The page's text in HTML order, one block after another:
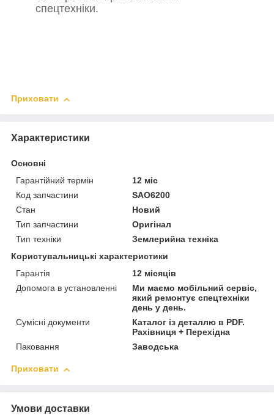
спецтехніки.
Приховати
Характеристики
Основні
Гарантійний термін
12 міс
Код запчастини
SAO6200
Стан
Новий
Тип запчастини
Оригінал
Тип техніки
Землерийна техніка
Користувальницькі характеристики
Гарантія
12 місяців
Допомога в установленні
Ми маємо мобільний сервіс,
який ремонтує спецтехніки
день у день.
Сумісні документи
Каталог із деталлю в PDF.
Рахівниця + Перехідна
Паковання
Заводська
Приховати
Умови доставки